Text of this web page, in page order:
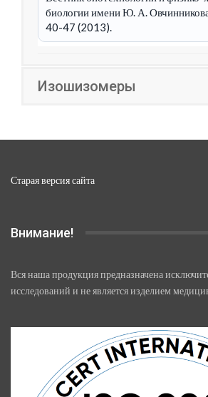
биологии имени Ю. А.
40-47 (2013).
Изошизомеры
Старая версия сайта
Внимание!
Вся наша продукция предназначена
исследований и не является изделием